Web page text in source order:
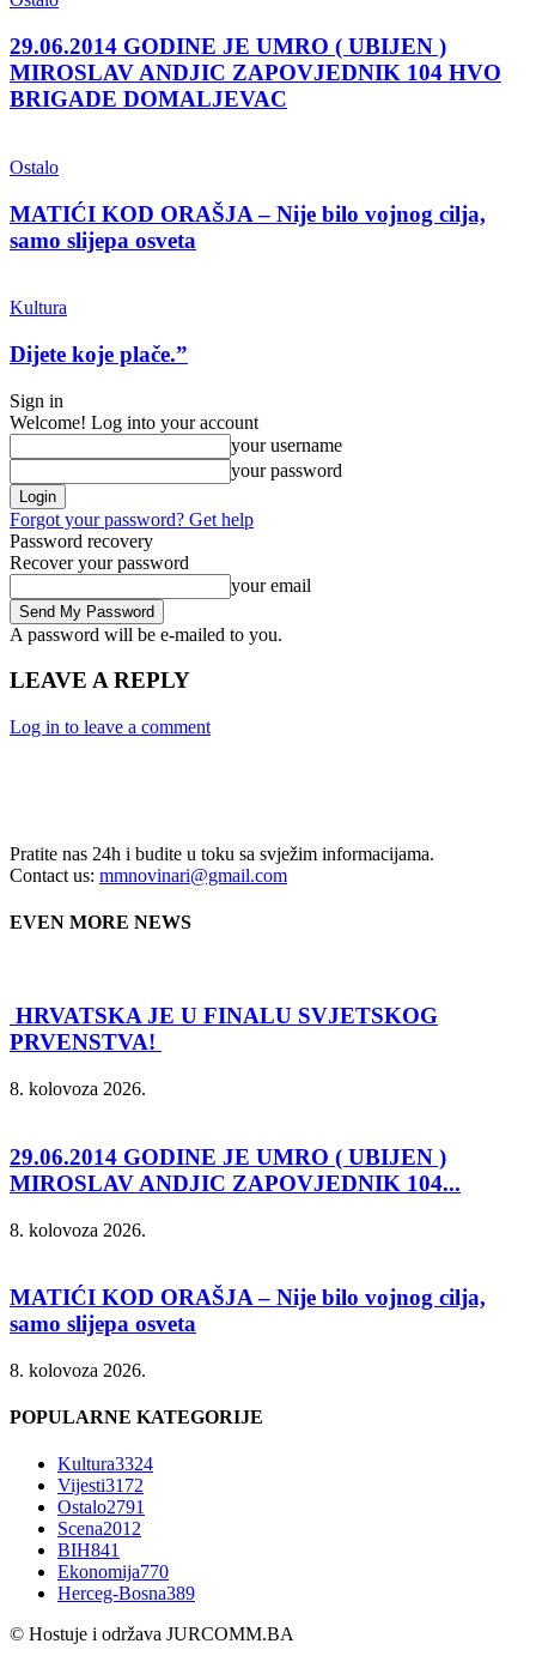
29.06.2014 GODINE JE UMRO ( UBIJEN )
MIROSLAV ANDJIC ZAPOVJEDNIK 104 HVO
BRIGADE DOMALJEVAC
Ostalo
MATIĆI KOD ORAŠJA – Nije bilo vojnog cilja,
samo slijepa osveta
Kultura
Dijete koje plače.”
Sign in
Welcome! Log into your account
your username
your password
Forgot your password? Get help
Password recovery
Recover your password
your email
A password will be e-mailed to you.
LEAVE A REPLY
Log in to leave a comment
Pratite nas 24h i budite u toku sa svježim informacijama.
Contact us: mmnovinari@gmail.com
EVEN MORE NEWS
HRVATSKA JE U FINALU SVJETSKOG
PRVENSTVA!
8. kolovoza 2026.
29.06.2014 GODINE JE UMRO ( UBIJEN )
MIROSLAV ANDJIC ZAPOVJEDNIK 104...
8. kolovoza 2026.
MATIĆI KOD ORAŠJA – Nije bilo vojnog cilja,
samo slijepa osveta
8. kolovoza 2026.
POPULARNE KATEGORIJE
Kultura3324
Vijesti3172
Ostalo2791
Scena2012
BIH841
Ekonomija770
Herceg-Bosna389
© Hostuje i održava JURCOMM.BA